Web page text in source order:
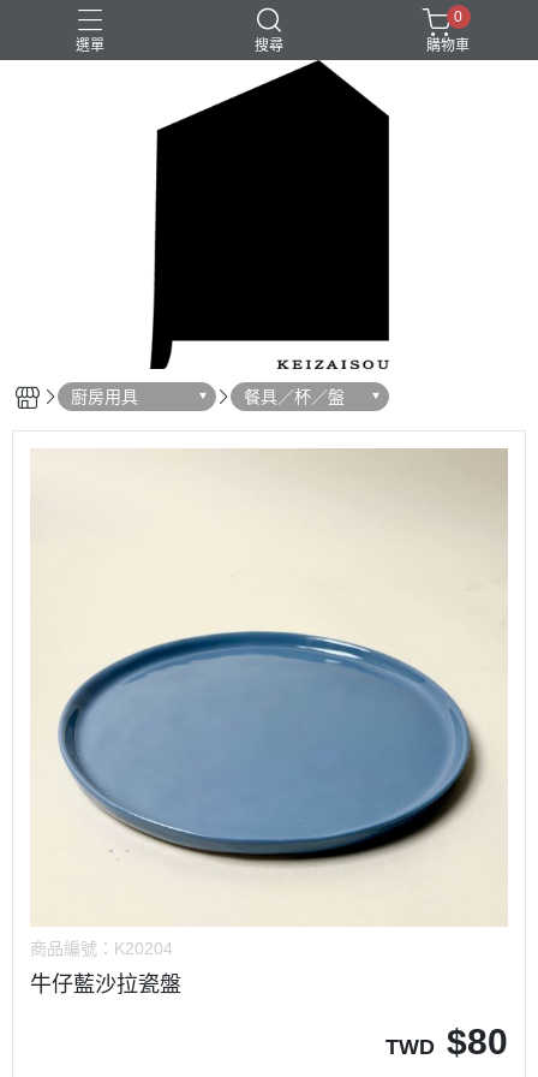
選單 搜尋
0
購物車
廚房用具 餐具／杯／盤
商品編號： K20204
牛仔藍沙拉瓷盤
TWD $80